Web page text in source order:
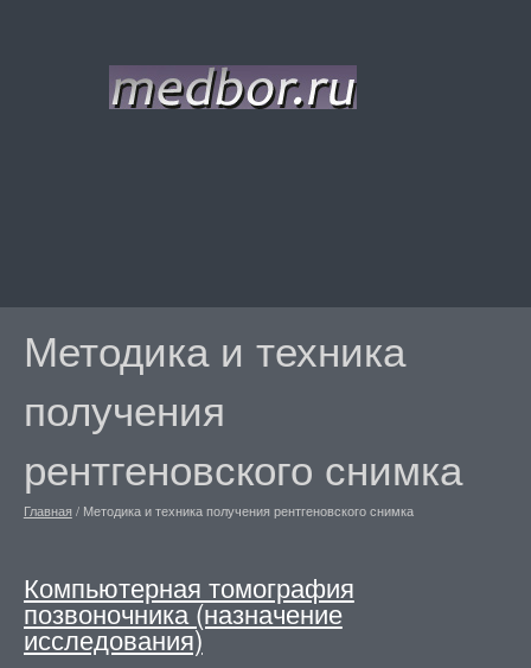
Методика и техника
получения
рентгеновского снимка
Главная / Методика и техника получения рентгеновского снимка
Компьютерная томография
позвоночника (назначение
исследования)